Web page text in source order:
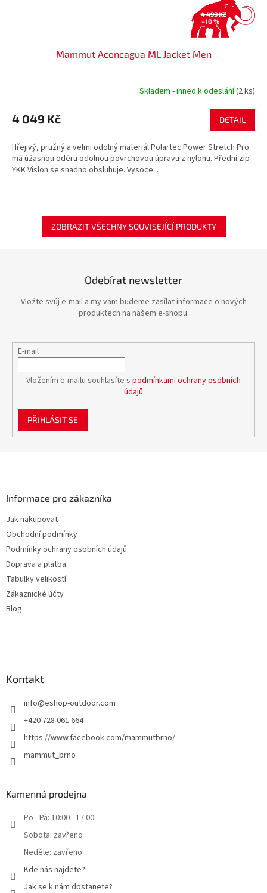
4 499 Kč
–10 %
Mammut Aconcagua ML Jacket Men
Skladem - ihned k odeslání(2 ks)
4 049 Kč DETAIL
Hřejivý, pružný a velmi odolný materiál Polartec Power Stretch Pro
má úžasnou oděru odolnou povrchovou úpravu z nylonu. Přední zip
YKK Vislon se snadno obsluhuje. Vysoce...
ZOBRAZIT VŠECHNY SOUVISEJÍCÍ PRODUKTY
Odebírat newsletter
Vložte svůj e-mail a my vám budeme zasílat informace o nových
produktech na našem e-shopu.
E-mail
Vložením e-mailu souhlasíte s podmínkami ochrany osobních
údajů
PŘIHLÁSIT SE
Informace pro zákazníka
Jak nakupovat
Obchodní podmínky
Podmínky ochrany osobních údajů
Doprava a platba
Tabulky velikostí
Zákaznické účty
Blog
Kontakt
info@eshop-outdoor.com
+420 728 061 664
https://www.facebook.com/mammutbrno/
mammut_brno
Kamenná prodejna
Po - Pá: 10:00 - 17:00
Sobota: zavřeno
Neděle: zavřeno
Kde nás najdete?
Jak se k nám dostanete?